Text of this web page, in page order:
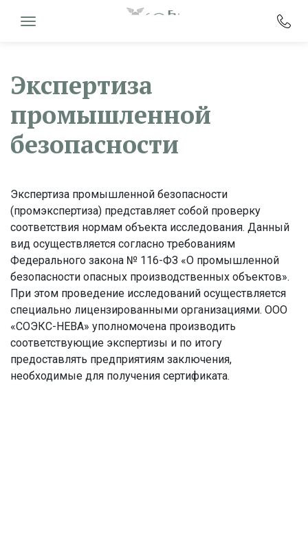
Экспертиза
промышленной
безопасности
Экспертиза промышленной безопасности
(промэкспертиза) представляет собой проверку
соответствия нормам объекта исследования. Данный
вид осуществляется согласно требованиям
Федерального закона № 116-ФЗ «О промышленной
безопасности опасных производственных объектов».
При этом проведение исследований осуществляется
специально лицензированными организациями. ООО
«СОЭКС-НЕВА» уполномочена производить
соответствующие экспертизы и по итогу
предоставлять предприятиям заключения,
необходимые для получения сертификата.